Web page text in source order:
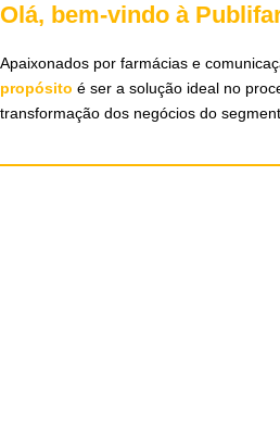
Olá, bem-vindo à
Apaixonados por farmácias e
propósito é ser a solução ideal no
transformação dos negócios do